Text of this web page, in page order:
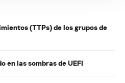
(TTPs) de los grupos de
en las sombras de UEFI